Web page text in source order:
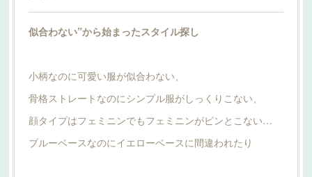
似合わない”から始まったスタイル探し
小柄なのに可愛い服が似合わない、
骨格ストレートなのにシンプル服がしっくりこない、
顔タイプはフェミニンでもフェミニンがピンとこない…
ブルーベースなのにイエローベースに間違われたり